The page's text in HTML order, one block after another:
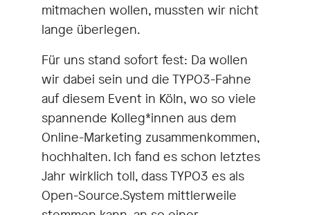
mitmachen wollen, mussten wir nicht
lange überlegen.
Für uns stand sofort fest: Da wollen
wir dabei sein und die TYPO3-Fahne
auf diesem Event in Köln, wo so viele
spannende Kolleg*innen aus dem
Online-Marketing zusammenkommen,
hochhalten. Ich fand es schon letztes
Jahr wirklich toll, dass TYPO3 es als
Open-Source.System mittlerweile